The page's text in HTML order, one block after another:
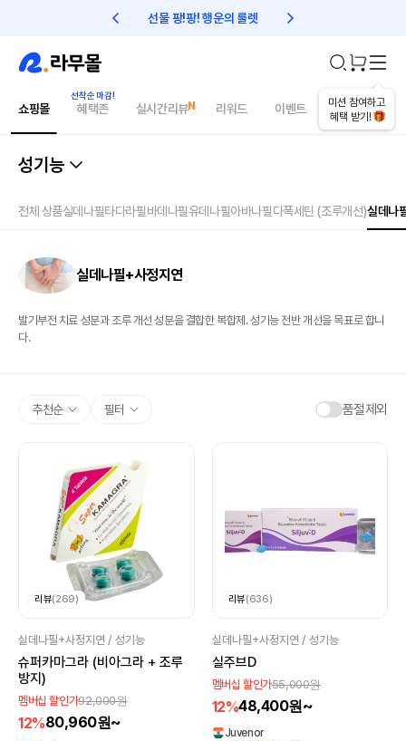
선물 팡!팡! 행운의 룰렛 친구초대 1만원 리워드!
미션 참여하고
혜택 받기!
쇼핑몰 혜택존 실시간리뷰 리워드 이벤트 건강매거진
성기능
전체 상품실데나필타다라필바데나필유데나필아바나필다폭세틴 (조루개선)실데나
실데나필+사정지연
발기부전 치료 성분과 조루 개선 성분을 결합한 복합제. 성기능 전반 개선을 목표로 합니
다.
추천순 필터 품절제외
리뷰(269)
실데나필+사정지연 / 성기능
슈퍼카마그라 (비아그라 + 조루
방지)
멤버십 할인가92,000원
12%80,960원~
리뷰(636)
실데나필+사정지연 / 성기능
실주브D
멤버십 할인가55,000원
12%48,400원~
Juvenor